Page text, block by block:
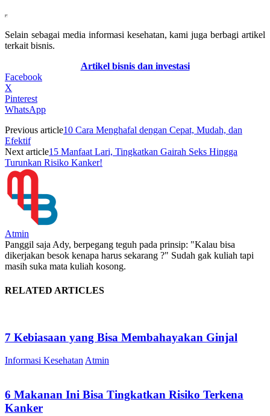
Selain sebagai media informasi kesehatan, kami juga berbagi artikel
terkait bisnis.
Artikel bisnis dan investasi
Facebook
X
Pinterest
WhatsApp
Previous article10 Cara Menghafal dengan Cepat, Mudah, dan
Efektif
Next article15 Manfaat Lari, Tingkatkan Gairah Seks Hingga
Turunkan Risiko Kanker!
Atmin
Panggil saja Ady, berpegang teguh pada prinsip: "Kalau bisa
dikerjakan besok kenapa harus sekarang ?" Sudah gak kuliah tapi
masih suka mata kuliah kosong.
RELATED ARTICLES
7 Kebiasaan yang Bisa Membahayakan Ginjal
Informasi KesehatanAtmin
6 Makanan Ini Bisa Tingkatkan Risiko Terkena
Kanker